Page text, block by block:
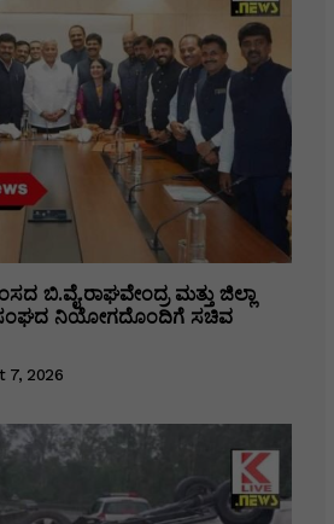
ಬಿ.ವೈ.ರಾಘವೇಂದ್ರ ಮತ್ತು ಜಿಲ್ಲಾ
ಸಂಘದ ನಿಯೋಗದೊಂದಿಗೆ ಸಚಿವ
7, 2026